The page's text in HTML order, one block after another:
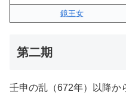
鏡王女
第二期
壬申の乱（672年）以降か